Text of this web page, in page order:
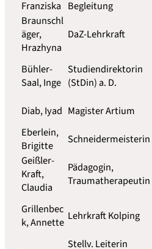
Franziska Begleitung
Braunschl
äger,
Hrazhyna
DaZ-Lehrkraft
Bühler-
Saal, Inge
Studiendirektorin
(StDin) a. D.
Diab, Iyad Magister Artium
Eberlein,
Brigitte
Schneidermeisterin
Geißler-
Kraft,
Claudia
Pädagogin,
Traumatherapeutin
Grillenbec
k, Annette Lehrkraft Kolping
Stellv. Leiterin